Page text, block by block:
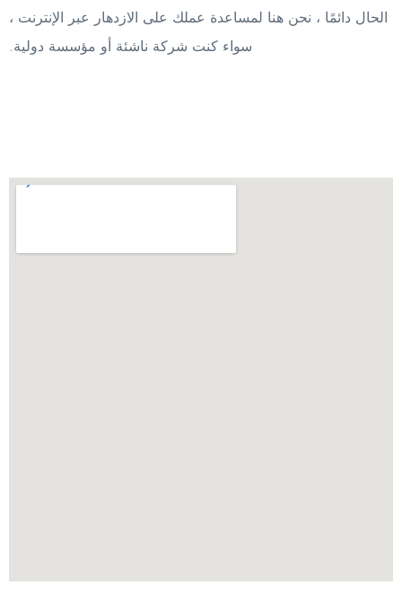
الحال دائمًا ، نحن هنا لمساعدة عملك على الازدهار عبر الإنترنت ،
سواء كنت شركة ناشئة أو مؤسسة دولية.